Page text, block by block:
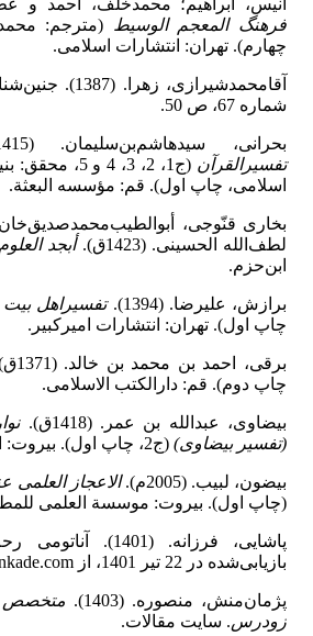
فرهنگ المعجم الوسیط
چهارم). تهران: انتشارات اسلامی.
آقامحمدشیرازی، زهرا. (1387). جنین‌شناسی. ماهنامه
شماره 67، ص 50.
بحرانی، سیدهاشم‌بن‌سلیمان. (1415ق).
تفسیرالقرآن
(ج1، 2، 3، 4 و
اسلامی، چاپ اول). قم: مؤسسه البعثة.
بخاری قنّوجی،
لطف‌الله الحسینی. (1423ق).
أبجد العلوم
ابن‌حزم.
برازش، علیرضا. (1394). تفسیراهل بیت
چاپ اول). تهران: انتشارات امیرکبیر.
برقی، احمد بن ‌محمد بن‌ خالد. (1371ق).
چاپ دوم). قم: دارالکتب الاسلامی.
بیضاوی، عبدالله ‌بن ‌عمر. (1418ق).
(تفسیر بیضاوی) (ج2، چاپ اول). ‌بیروت: احیاء التراث العربی.
بیضون، لبیب. (2005م). الاعجاز العلمی
(چاپ اول). بیروت: موسسة العلمی
پاشایی، فرزانه.
بازیابی‌شده در 22 تیر 1401، از MedicineNet
پژمان‌منش، منصوره. (1403).
متخصص
زودرس. سایت مقالات.